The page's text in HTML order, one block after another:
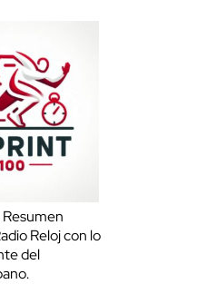
Reloj con lo
del